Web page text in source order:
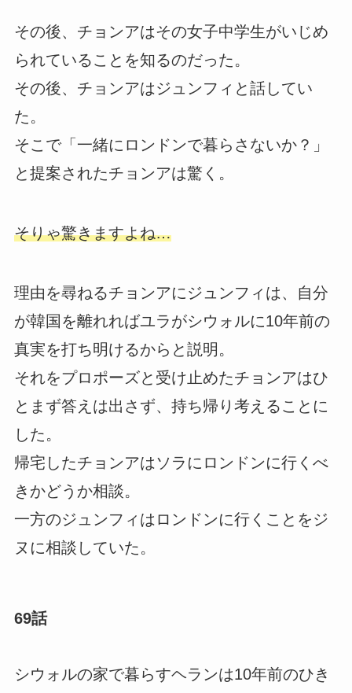
その後、チョンアはその女子中学生がいじめ
られていることを知るのだった。
その後、チョンアはジュンフィと話してい
た。
そこで「一緒にロンドンで暮らさないか？」
と提案されたチョンアは驚く。
そりゃ驚きますよね…
理由を尋ねるチョンアにジュンフィは、自分
が韓国を離れればユラがシウォルに10年前の
真実を打ち明けるからと説明。
それをプロポーズと受け止めたチョンアはひ
とまず答えは出さず、持ち帰り考えることに
した。
帰宅したチョンアはソラにロンドンに行くべ
きかどうか相談。
一方のジュンフィはロンドンに行くことをジ
ヌに相談していた。
69話
シウォルの家で暮らすヘランは10年前のひき